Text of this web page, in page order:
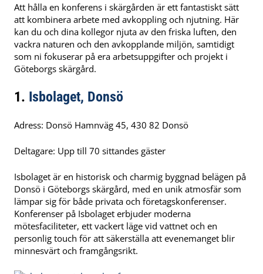
Att hålla en konferens i skärgården är ett fantastiskt sätt
att kombinera arbete med avkoppling och njutning. Här
kan du och dina kollegor njuta av den friska luften, den
vackra naturen och den avkopplande miljön, samtidigt
som ni fokuserar på era arbetsuppgifter och projekt i
Göteborgs skärgård.
1. Isbolaget, Donsö
Adress: Donsö Hamnväg 45, 430 82 Donsö
Deltagare: Upp till 70 sittandes gäster
Isbolaget är en historisk och charmig byggnad belägen på
Donsö i Göteborgs skärgård, med en unik atmosfär som
lämpar sig för både privata och företagskonferenser.
Konferenser på Isbolaget erbjuder moderna
mötesfaciliteter, ett vackert läge vid vattnet och en
personlig touch för att säkerställa att evenemanget blir
minnesvärt och framgångsrikt.